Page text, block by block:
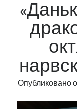
В мире
Интеграция
Интервью
Нарва и северо-
Обзор прессы
Образование
Парламент и
Опубликовано